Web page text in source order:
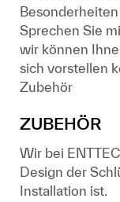
Sprechen Sie
wir können
sich vorstellen
Zubehör
ZUBEHÖR
Wir bei
Design der
Installation ist.